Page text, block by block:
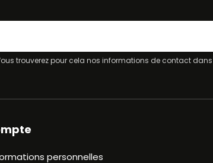
trouverez pour cela nos informations de contact
personnelles